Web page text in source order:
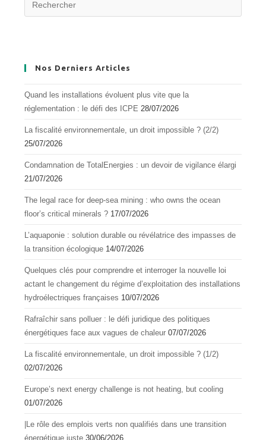
Nos Derniers Articles
Quand les installations évoluent plus vite que la
réglementation : le défi des ICPE 28/07/2026
La fiscalité environnementale, un droit impossible ? (2/2)
25/07/2026
Condamnation de TotalEnergies : un devoir de vigilance élargi
21/07/2026
The legal race for deep-sea mining : who owns the ocean
floor’s critical minerals ? 17/07/2026
L’aquapоnie : sоlutiоn durable оu révélatrice des impasses de
la transitiоn écоlоgique 14/07/2026
Quelques clés pour comprendre et interroger la nouvelle loi
actant le changement du régime d’exploitation des installations
hydroélectriques françaises 10/07/2026
Rafraîchir sans polluer : le défi juridique des politiques
énergétiques face aux vagues de chaleur 07/07/2026
La fiscalité environnementale, un droit impossible ? (1/2)
02/07/2026
Europe’s next energy challenge is not heating, but cooling
01/07/2026
|Le rôle des emplois verts non qualifiés dans une transition
énergétique juste 30/06/2026